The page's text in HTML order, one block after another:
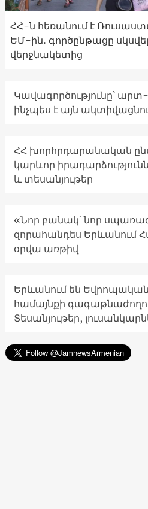
ՀՀ-ն հեռանում է
ԵՄ-ին. գործընթացը սկսվել
վերջնակետից
Կավագործությունը՝
ինչպես է այն
ՀՀ խորհրդարանական
կարևոր
և տեսանյութեր
«Նոր բանակ՝ նոր
զորահանդես Երևանում
օրվա առթիվ
Երևանում են
համայնքի
Տեսանյութեր,